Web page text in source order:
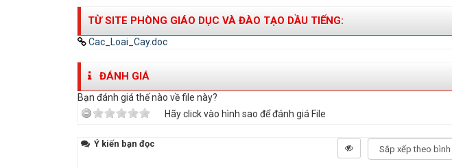
TỪ SITE PHÒNG GIÁO DỤC VÀ ĐÀO TẠO DẦU TIẾNG:
Cac_Loai_Cay.doc
ĐÁNH GIÁ
Bạn đánh giá thế nào về file này?
Hãy click vào hình sao để đánh giá File
Ý kiến bạn đọc